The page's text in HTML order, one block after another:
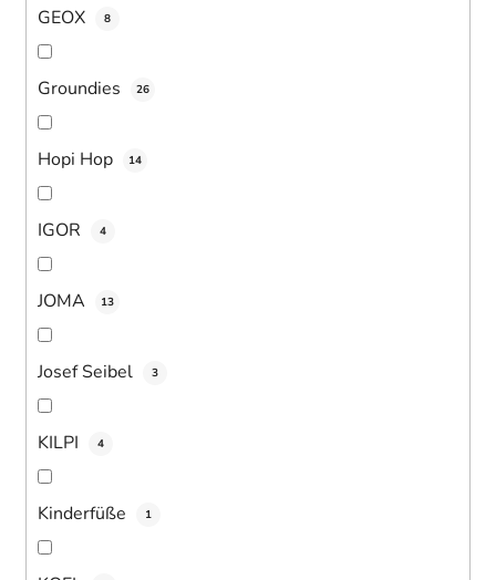
GEOX 8
Groundies 26
Hopi Hop 14
IGOR 4
JOMA 13
Josef Seibel 3
KILPI 4
Kinderfüße 1